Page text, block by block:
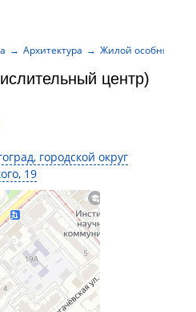
городской округ
19
центр)
Архитектура Жилой особняк